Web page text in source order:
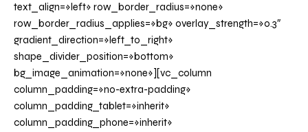
text_align=»left» row_border_radius=»none»
row_border_radius_applies=»bg» overlay_strength=»0.3″
gradient_direction=»left_to_right»
shape_divider_position=»bottom»
bg_image_animation=»none»][vc_column
column_padding=»no-extra-padding»
column_padding_tablet=»inherit»
column_padding_phone=»inherit»